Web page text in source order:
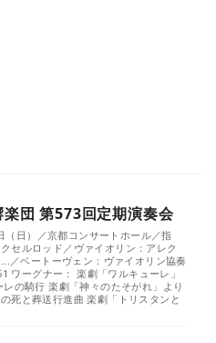
団 第573回定期演奏会
（日）／京都コンサートホール／指
セルロッド／ヴァイオリン：アレク
／ベートーヴェン：ヴァイオリン協奏
ワーグナー： 楽劇「ワルキューレ」
レの騎行 楽劇「神々のたそがれ」より
死と葬送行進曲 楽劇「トリスタンと